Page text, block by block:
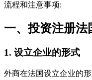
流程和注意事项:
一、投资注册法
1. 设立企业的形式
外商在法国设立企业的形